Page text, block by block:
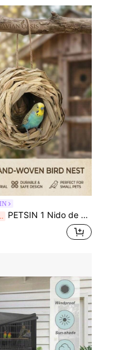
días PETSIN 1 Nido de colibrí suspendido, casa de pájaros tejida a mano, refugio de pájaros esférico para exteriores, adecuado para jardines, terrazas, céspedes